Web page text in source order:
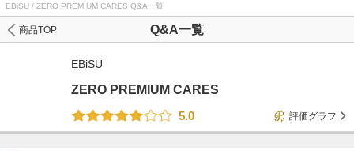
EBiSU / ZERO PREMIUM CARES Q&A一覧
Q&A一覧
商品TOP
EBiSU
ZERO PREMIUM CARES
5.0
評価グラフ